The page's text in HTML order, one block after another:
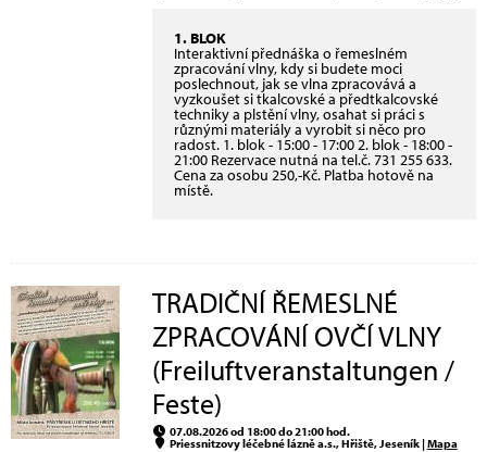
1. BLOK
Interaktivní přednáška o řemeslném
zpracování vlny, kdy si budete moci
poslechnout, jak se vlna zpracovává a
vyzkoušet si tkalcovské a předtkalcovské
techniky a plstění vlny, osahat si práci s
různými materiály a vyrobit si něco pro
radost. 1. blok - 15:00 - 17:00 2. blok - 18:00 -
21:00 Rezervace nutná na tel.č. 731 255 633.
Cena za osobu 250,-Kč. Platba hotově na
místě.
TRADIČNÍ ŘEMESLNÉ
ZPRACOVÁNÍ OVČÍ VLNY
(Freiluftveranstaltungen /
Feste)
07.08.2026 od 18:00 do 21:00 hod.
Priessnitzovy léčebné lázně a.s., Hřiště, Jeseník |Mapa